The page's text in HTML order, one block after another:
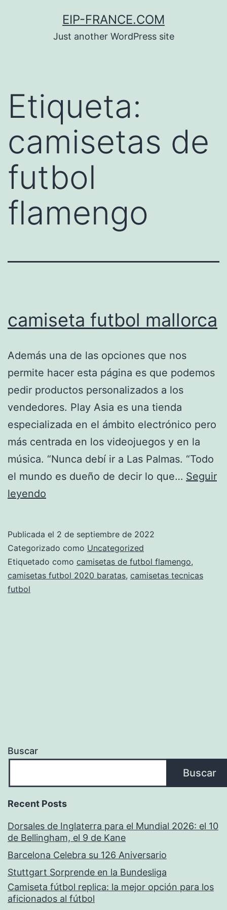
EIP-FRANCE.COM
Just another WordPress site
Etiqueta:
camisetas de
futbol
flamengo
camiseta futbol mallorca
Además una de las opciones que nos
permite hacer esta página es que podemos
pedir productos personalizados a los
vendedores. Play Asia es una tienda
especializada en el ámbito electrónico pero
más centrada en los videojuegos y en la
música. “Nunca debí ir a Las Palmas. “Todo
el mundo es dueño de decir lo que… Seguir
leyendo
Publicada el 2 de septiembre de 2022
Categorizado como Uncategorized
Etiquetado como camisetas de futbol flamengo,
camisetas futbol 2020 baratas, camisetas tecnicas
futbol
Buscar
Buscar
Recent Posts
Dorsales de Inglaterra para el Mundial 2026: el 10
de Bellingham, el 9 de Kane
Barcelona Celebra su 126 Aniversario
Stuttgart Sorprende en la Bundesliga
Camiseta fútbol replica: la mejor opción para los
aficionados al fútbol